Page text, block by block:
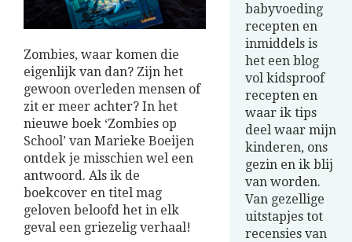
Zombies, waar komen die
eigenlijk van dan? Zijn het
gewoon overleden mensen of
zit er meer achter? In het
nieuwe boek ‘Zombies op
School’ van Marieke Boeijen
ontdek je misschien wel een
antwoord. Als ik de
boekcover en titel mag
geloven beloofd het in elk
geval een griezelig verhaal!
babyvoeding
recepten en
inmiddels is
het een blog
vol kidsproof
recepten en
waar ik tips
deel waar mijn
kinderen, ons
gezin en ik blij
van worden.
Van gezellige
uitstapjes tot
recensies van